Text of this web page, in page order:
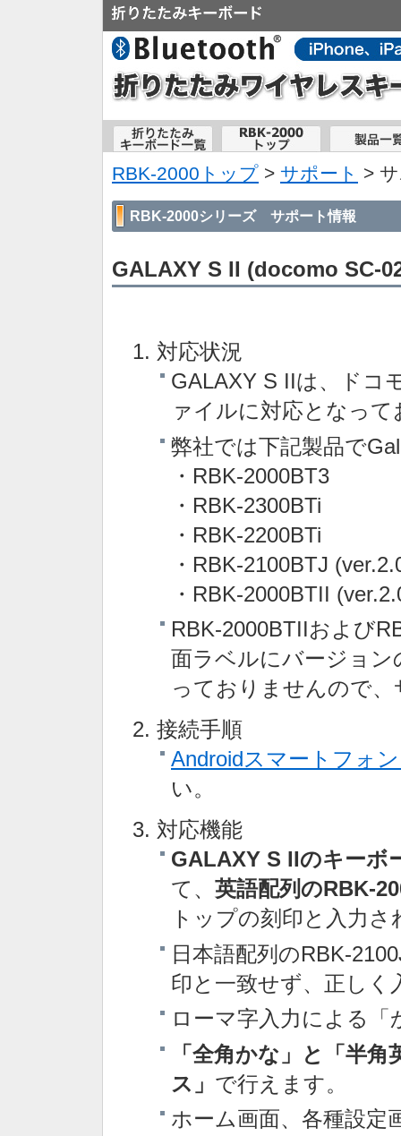
RBK-2000トップ > サポート >
RBK-2000シリーズ サポート情報
GALAXY S II (docomo SC-
対応状況
GALAXY S IIは、ドコ
ァイルに対応となって
弊社では下記製品で
・RBK-2000BT3
・RBK-2300BTi
・RBK-2200BTi
・RBK-2100BTJ
・RBK-2000BTII
RBK-2000BTIIおよび
面ラベルにバージョン
っておりませんので
接続手順
Androidスマートフォ
い。
対応機能
GALAXY S IIのキーボ
て、 英語配列のRBK-
トップの刻印と入力
日本語配列のRBK-
印と一致せず、正しく
ローマ字入力による「
「全角かな」と「半
ス」 で行えます。
ホーム画面、各種設定